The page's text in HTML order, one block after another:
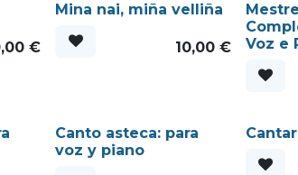
€
Mina nai, miña velliña
10,00€
Voz e
Canto asteca: para
voz y piano